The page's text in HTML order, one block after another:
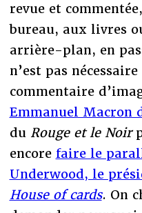
revue et
bureau, aux livres
arrière-plan, en
n’est pas
commentaire
Emmanuel Macron
du Rouge et le Noir
encore faire le
Underwood, le
House of cards. On